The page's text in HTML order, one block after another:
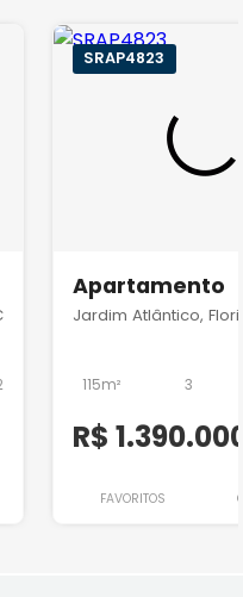
SRAP4823
Apartamento
Jardim Atlântico,
115m² 3
R$
FAVORITOS